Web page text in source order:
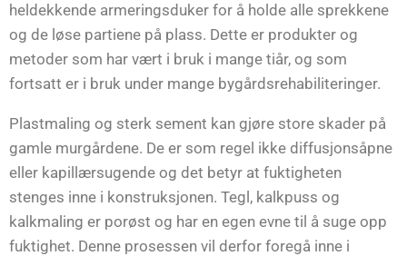
heldekkende armeringsduker for å holde alle sprekkene
og de løse partiene på plass. Dette er produkter og
metoder som har vært i bruk i mange tiår, og som
fortsatt er i bruk under mange bygårdsrehabiliteringer.
Plastmaling og sterk sement kan gjøre store skader på
gamle murgårdene. De er som regel ikke diffusjonsåpne
eller kapillærsugende og det betyr at fuktigheten
stenges inne i konstruksjonen. Tegl, kalkpuss og
kalkmaling er porøst og har en egen evne til å suge opp
fuktighet. Denne prosessen vil derfor foregå inne i